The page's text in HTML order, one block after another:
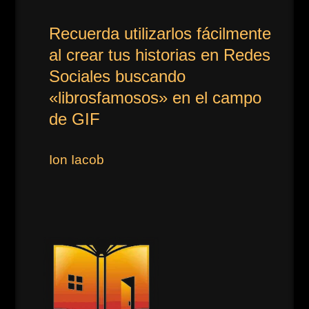
Recuerda utilizarlos fácilmente
al crear tus historias en Redes
Sociales buscando
«librosfamosos» en el campo
de GIF
Ion Iacob